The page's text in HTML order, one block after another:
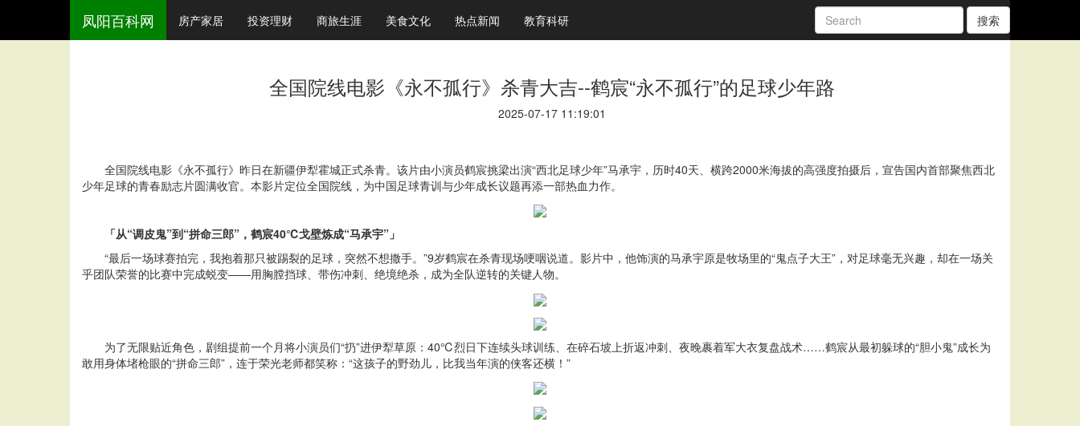
凤阳百科网 房产家居 投资理财 商旅生涯 美食文化 热点新闻 教育科研 搜索
全国院线电影《永不孤行》杀青大吉--鹤宸“永不孤行”的足球少年路
2025-07-17 11:19:01
全国院线电影《永不孤行》昨日在新疆伊犁霍城正式杀青。该片由小演员鹤宸挑梁出演“西北足球少年”马承宇，历时40天、横跨2000米海拔的高强度拍摄后，宣告国内首部聚焦西北
少年足球的青春励志片圆满收官。本影片定位全国院线，为中国足球青训与少年成长议题再添一部热血力作。
「从“调皮鬼”到“拼命三郎”，鹤宸40℃戈壁炼成“马承宇”」
“最后一场球赛拍完，我抱着那只被踢裂的足球，突然不想撒手。”9岁鹤宸在杀青现场哽咽说道。影片中，他饰演的马承宇原是牧场里的“鬼点子大王”，对足球毫无兴趣，却在一场关
乎团队荣誉的比赛中完成蜕变——用胸膛挡球、带伤冲刺、绝境绝杀，成为全队逆转的关键人物。
为了无限贴近角色，剧组提前一个月将小演员们“扔”进伊犁草原：40℃烈日下连续头球训练、在碎石坡上折返冲刺、夜晚裹着军大衣复盘战术……鹤宸从最初躲球的“胆小鬼”成长为
敢用身体堵枪眼的“拼命三郎”，连于荣光老师都笑称：“这孩子的野劲儿，比我当年演的侠客还横！”